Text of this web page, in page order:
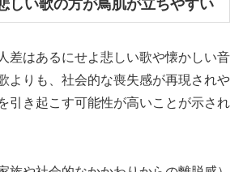
しい歌の方が鳥肌が立ちやすい
差はあるにせよ悲しい歌や懐かしい音
よりも、社会的な喪失感が再現されや
引き起こす可能性が高いことが示され